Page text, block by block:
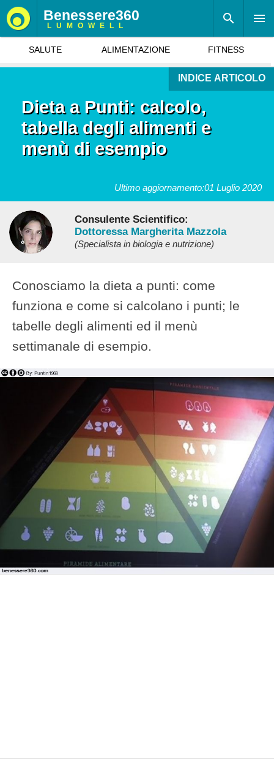
Dieta a Punti: calcolo,
tabella degli alimenti e
menù di esempio
Ultimo aggiornamento:01 Luglio 2020
Consulente Scientifico:
Dottoressa Margherita Mazzola
(Specialista in biologia e nutrizione)
Conosciamo la dieta a punti: come
funziona e come si calcolano i punti; le
tabelle degli alimenti ed il menù
settimanale di esempio.
INDICE ARTICOLO
Benessere360
LUMOWELL
SALUTE ALIMENTAZIONE FITNESS